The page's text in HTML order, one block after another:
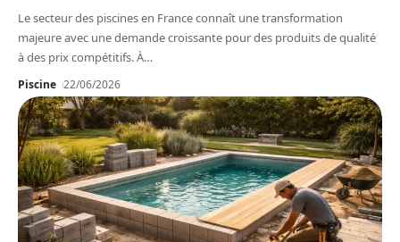
Le secteur des piscines en France connaît une transformation
majeure avec une demande croissante pour des produits de qualité
à des prix compétitifs. À…
Piscine 22/06/2026